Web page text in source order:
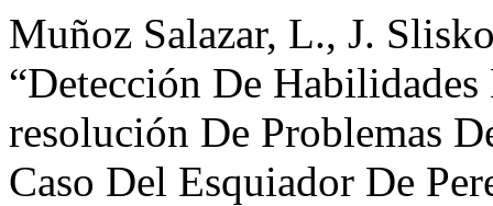
Muñoz Salazar, L., J.
“Detección De
resolución De Problemas
Caso Del Esquiador De